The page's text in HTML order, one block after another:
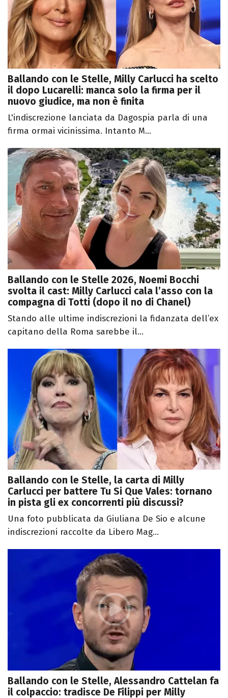
Ballando con le Stelle, Milly Carlucci ha scelto
il dopo Lucarelli: manca solo la firma per il
nuovo giudice, ma non è finita
L'indiscrezione lanciata da Dagospia parla di una
firma ormai vicinissima. Intanto M...
Ballando con le Stelle 2026, Noemi Bocchi
svolta il cast: Milly Carlucci cala l’asso con la
compagna di Totti (dopo il no di Chanel)
Stando alle ultime indiscrezioni la fidanzata dell’ex
capitano della Roma sarebbe il...
Ballando con le Stelle, la carta di Milly
Carlucci per battere Tu Si Que Vales: tornano
in pista gli ex concorrenti più discussi?
Una foto pubblicata da Giuliana De Sio e alcune
indiscrezioni raccolte da Libero Mag...
Ballando con le Stelle, Alessandro Cattelan fa
il colpaccio: tradisce De Filippi per Milly